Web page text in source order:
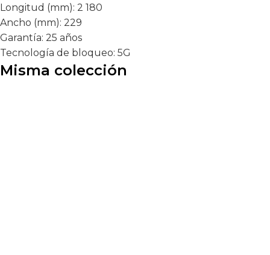
Longitud (mm): 2 180
Ancho (mm): 229
Garantía: 25 años
Tecnología de bloqueo: 5G
Misma colección